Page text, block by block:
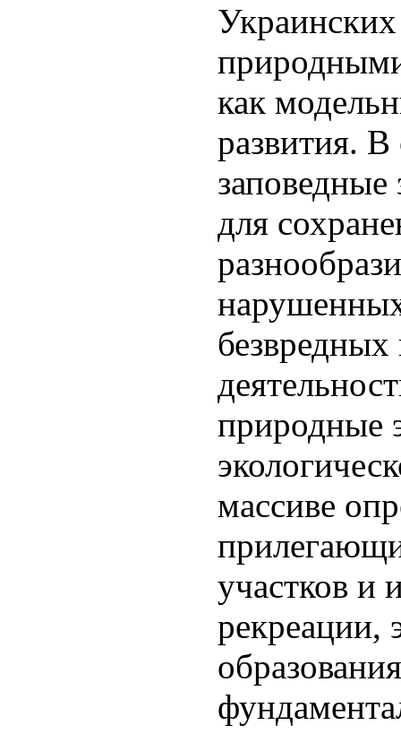
как
развития.
для
безвредных
природные
массиве
участков и
рекреации,